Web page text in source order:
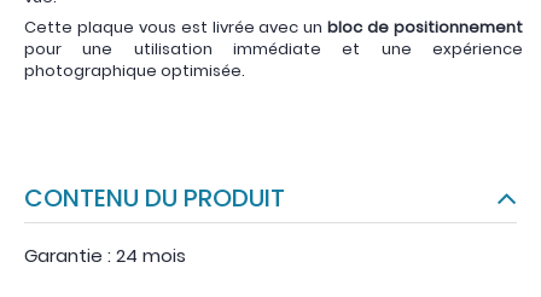
Cette plaque vous est livrée avec unbloc de positionnement
pour une utilisation immédiate et une expérience
photographique optimisée.
CONTENU DU PRODUIT
Garantie : 24 mois